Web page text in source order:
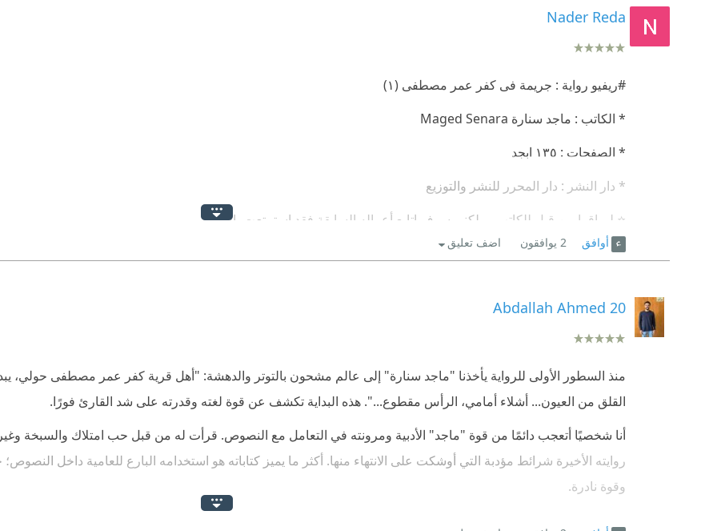
Nader Reda
#ريفيو رواية : جريمة فى كفر عمر مصطفى (١)
* الكاتب : ماجد سنارة Maged Senara
* الصفحات : ١٣٥ ابجد
* دار النشر : دار المحرر للنشر والتوزيع
⭐ لم اقرا من قبل للكاتب ، ولكنى سوف اتابع أعماله السابقة فقد استمتعت بالعمل .
⭐ بدأت الرواية بداية ساخنة من اول سطر ، جريمة بشعة ، القتيل عادل ابن زغلول صاحب ارض زراعية ، فى كفر عمر
⭐ من القاتل ؟ وماهو الدافع وراء جريمة بشعة قاسية بهذا الشكل ؟ واين ومتى تمت الجريمة ؟ هل تجارة المخدرات او البحث
الزوجية سبب تلك الجريمة ؟
⭐ بدا الضابط طاهر فى التحقيق مع كل الذى يعرف القتيل ، واين كان موجود وقت وقوع الجريمة ، الكل لا يعرف شئ عن
ان عادل له اعداء كثير ، وانه دائم ضرب زوجته .
⭐ منصور زوربا... ضابط متقاعد يعيش فى الكفر ويعرف أهلها ، لا يعمل بشكل رسمى ، يملك مهارة قوية فى التحليل ،
التحقيق فى القضية كمحقق .
⭐ كلما وجد المحقق زوربا و الضابط طاهر دليل لادانة القاتل ، وجدوا دليل اخر لبرائتة ، مما زاد من غموض عملية القتل
أوافق 2 يوافقون اضف تعليق
Abdallah Ahmed 20
منذ السطور الأولى للرواية يأخذنا "ماجد سنارة" إلى عالم مشحون بالتوتر والدهشة: "أهل قرية كفر عمر مصطفى حولي،
القلق من العيون... أشلاء أمامي، الرأس مقطوع...". هذه البداية تكشف عن قوة لغته وقدرته على شد القارئ فورًا.
أنا شخصيًا أتعجب دائمًا من قوة "ماجد" الأدبية ومرونته في التعامل مع النصوص. قرأت له من قبل حب امتلاك والسبخة
روايته الأخيرة شرائط مؤدبة التي أوشكت على الانتهاء منها. أكثر ما يميز كتاباته هو استخدامه البارع للعامية داخل
وقوة نادرة.